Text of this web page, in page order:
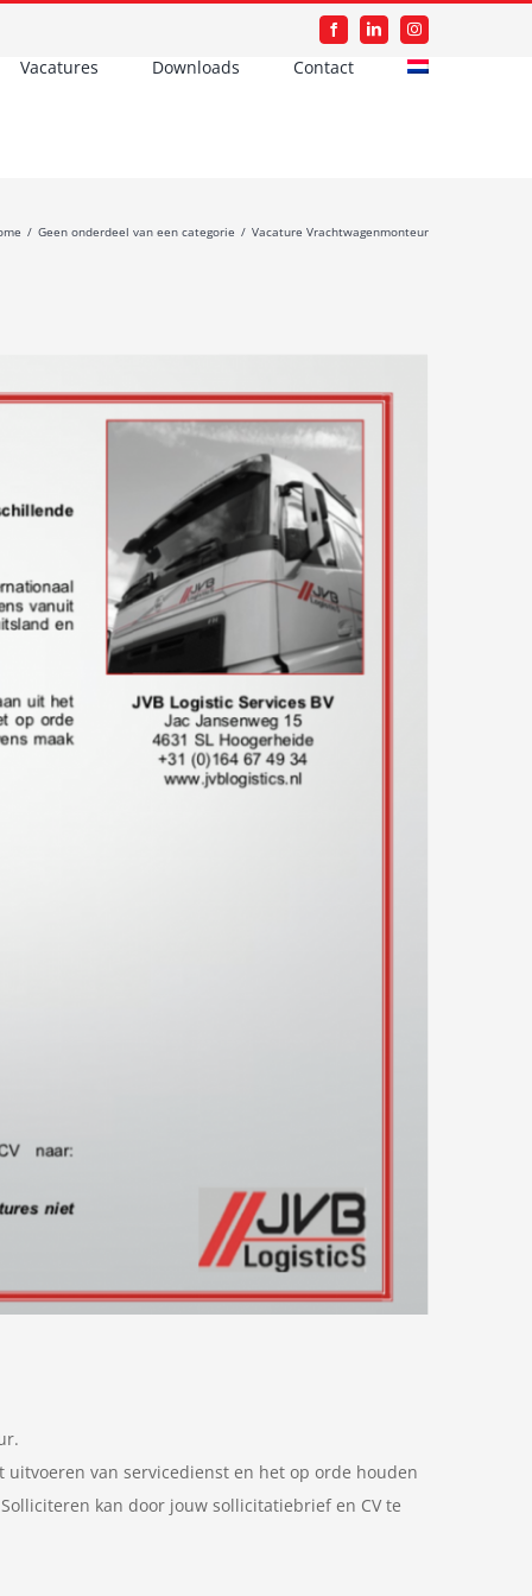
FacebookLinkedInInstagram
Vacatures Downloads Contact
/ Geen onderdeel van een categorie / Vacature Vrachtwagenmonteur
van servicedienst en het op orde houden
kan door jouw sollicitatiebrief en CV te